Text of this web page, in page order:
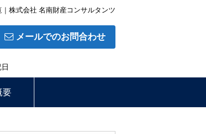
株式会社 名南財産コンサルタンツ
メールでのお問合わせ
要